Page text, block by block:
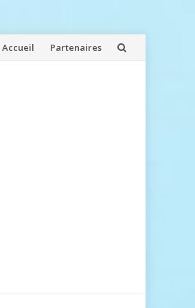
Aller
Accueil Partenaires